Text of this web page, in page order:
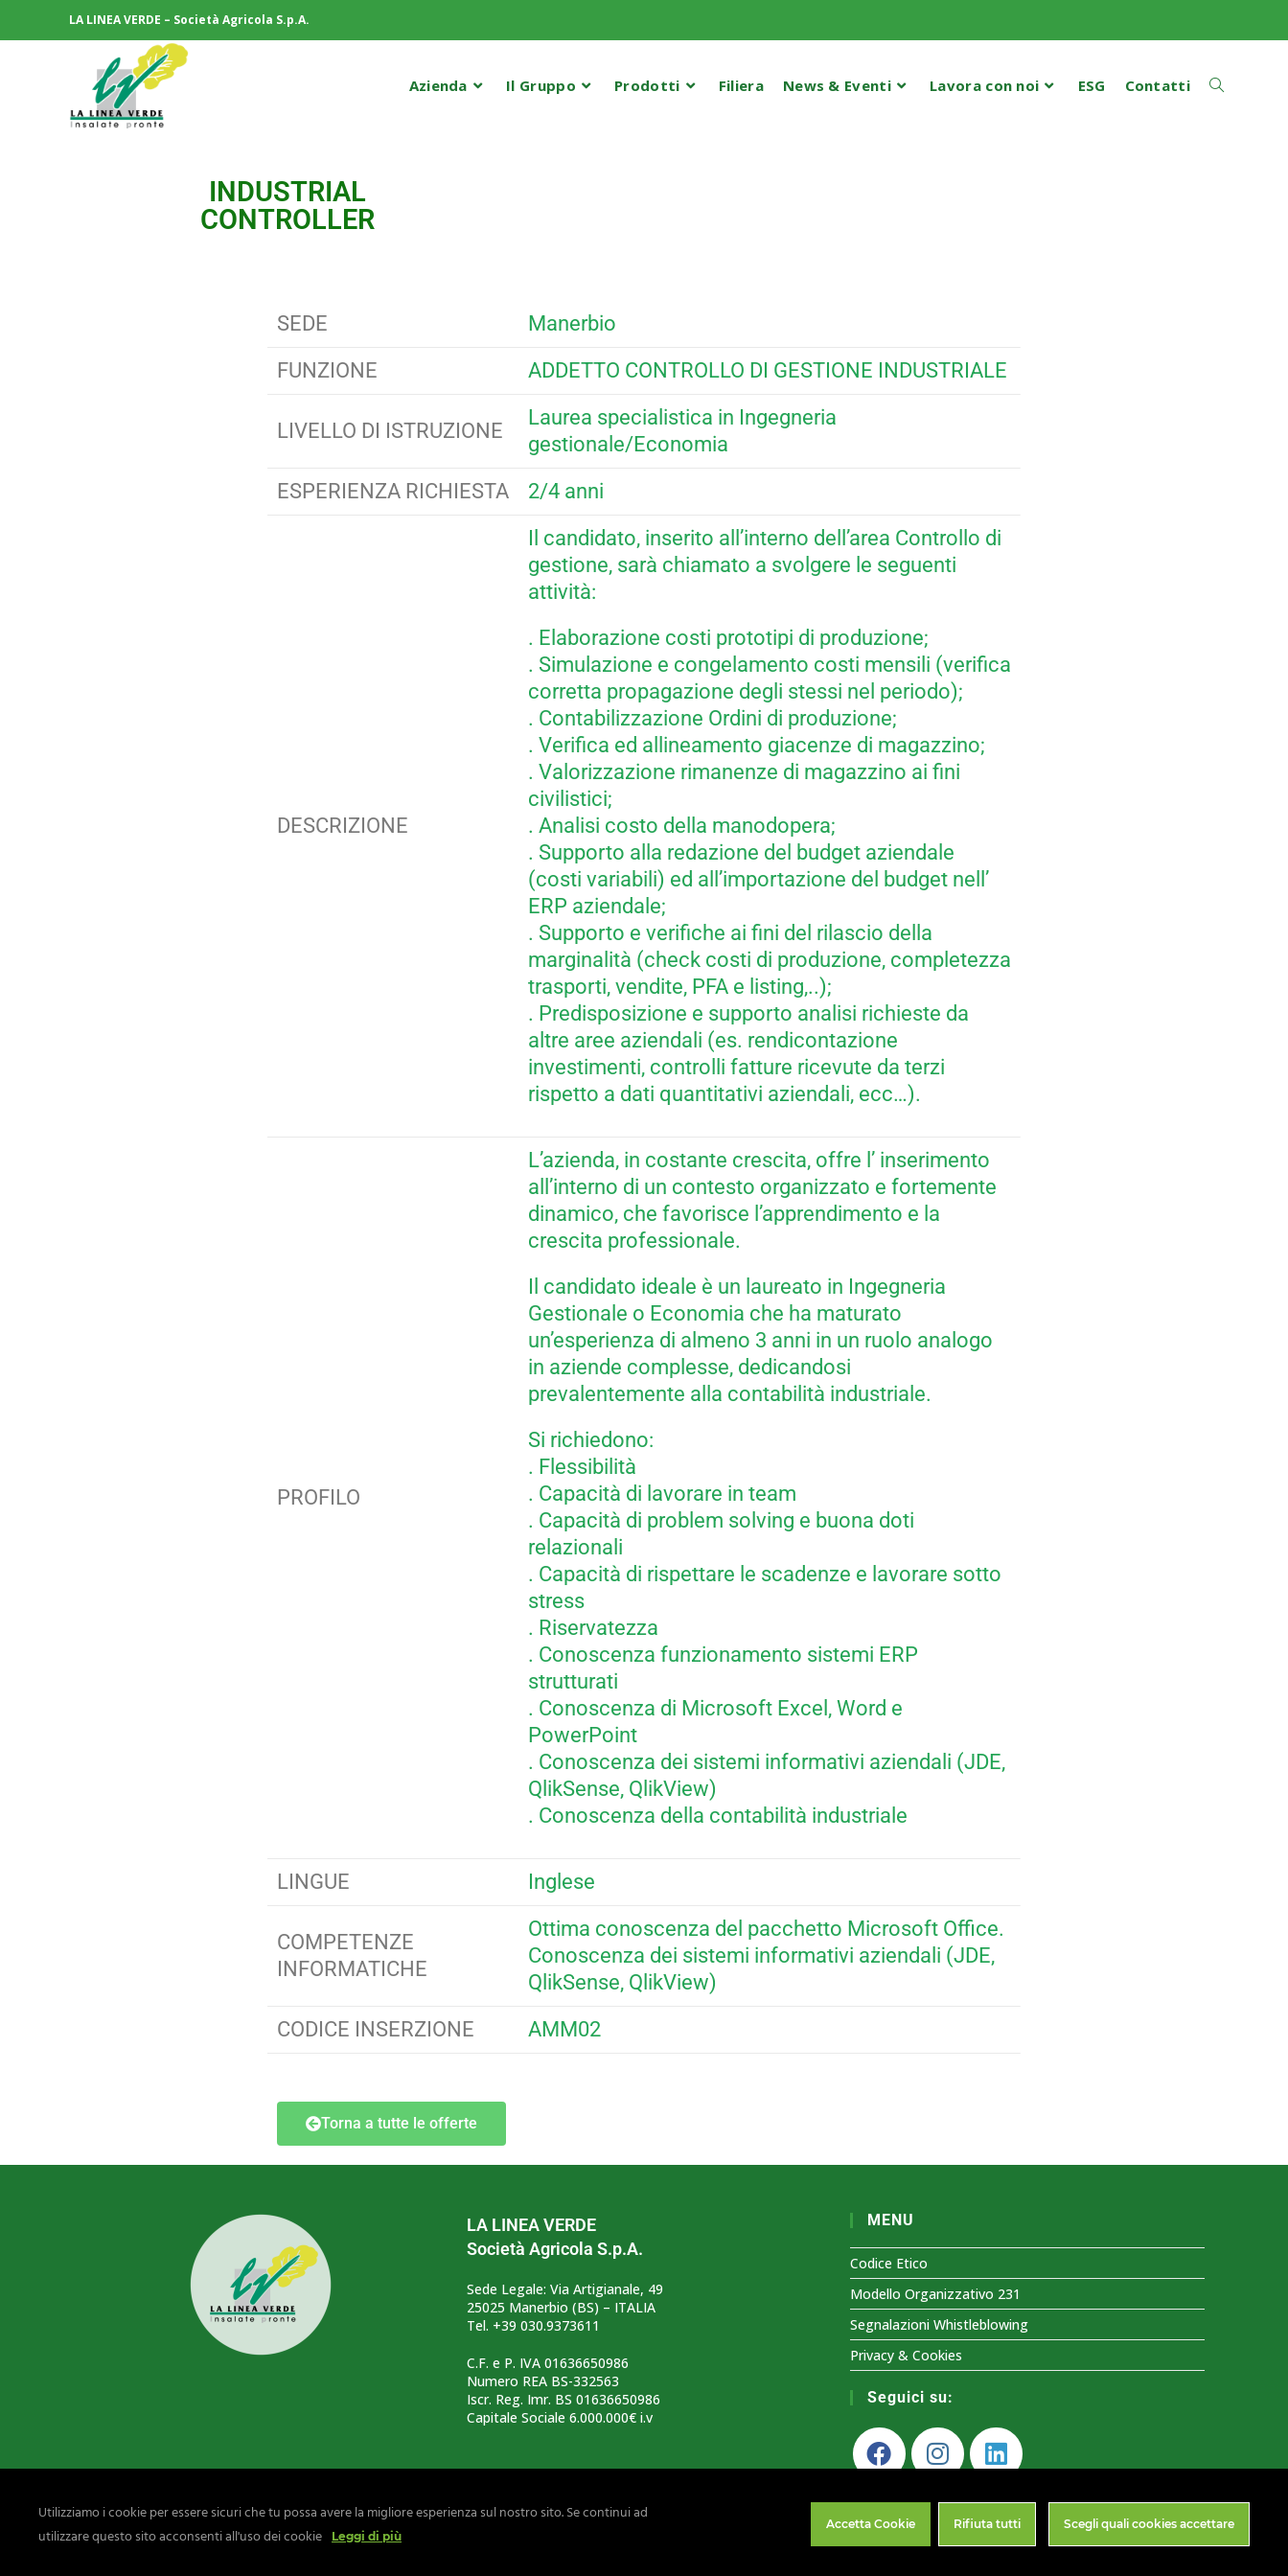
LA LINEA VERDE – Società Agricola S.p.A.
Azienda Il Gruppo Prodotti Filiera News & Eventi Lavora con noi ESG Contatti
INDUSTRIAL
CONTROLLER
SEDE
Manerbio
FUNZIONE
ADDETTO CONTROLLO DI GESTIONE INDUSTRIALE
LIVELLO DI ISTRUZIONE
Laurea specialistica in Ingegneria
gestionale/Economia
ESPERIENZA RICHIESTA
2/4 anni
DESCRIZIONE
Il candidato, inserito all’interno dell’area Controllo di
gestione, sarà chiamato a svolgere le seguenti
attività:
. Elaborazione costi prototipi di produzione;
. Simulazione e congelamento costi mensili (verifica
corretta propagazione degli stessi nel periodo);
. Contabilizzazione Ordini di produzione;
. Verifica ed allineamento giacenze di magazzino;
. Valorizzazione rimanenze di magazzino ai fini
civilistici;
. Analisi costo della manodopera;
. Supporto alla redazione del budget aziendale
(costi variabili) ed all’importazione del budget nell’
ERP aziendale;
. Supporto e verifiche ai fini del rilascio della
marginalità (check costi di produzione, completezza
trasporti, vendite, PFA e listing,..);
. Predisposizione e supporto analisi richieste da
altre aree aziendali (es. rendicontazione
investimenti, controlli fatture ricevute da terzi
rispetto a dati quantitativi aziendali, ecc…).
PROFILO
L’azienda, in costante crescita, offre l’ inserimento
all’interno di un contesto organizzato e fortemente
dinamico, che favorisce l’apprendimento e la
crescita professionale.
Il candidato ideale è un laureato in Ingegneria
Gestionale o Economia che ha maturato
un’esperienza di almeno 3 anni in un ruolo analogo
in aziende complesse, dedicandosi
prevalentemente alla contabilità industriale.
Si richiedono:
. Flessibilità
. Capacità di lavorare in team
. Capacità di problem solving e buona doti
relazionali
. Capacità di rispettare le scadenze e lavorare sotto
stress
. Riservatezza
. Conoscenza funzionamento sistemi ERP
strutturati
. Conoscenza di Microsoft Excel, Word e
PowerPoint
. Conoscenza dei sistemi informativi aziendali (JDE,
QlikSense, QlikView)
. Conoscenza della contabilità industriale
LINGUE Inglese
COMPETENZE
INFORMATICHE
Ottima conoscenza del pacchetto Microsoft Office.
Conoscenza dei sistemi informativi aziendali (JDE,
QlikSense, QlikView)
CODICE INSERZIONE
AMM02
Torna a tutte le offerte
LA LINEA VERDE
Società Agricola S.p.A.
Sede Legale: Via Artigianale, 49
25025 Manerbio (BS) – ITALIA
Tel. +39 030.9373611
C.F. e P. IVA 01636650986
Numero REA BS-332563
Iscr. Reg. Imr. BS 01636650986
Capitale Sociale 6.000.000€ i.v
MENU
Codice Etico
Modello Organizzativo 231
Segnalazioni Whistleblowing
Privacy & Cookies
Seguici su:
Utilizziamo i cookie per essere sicuri che tu possa avere la migliore esperienza sul nostro sito. Se continui ad
utilizzare questo sito acconsenti all'uso dei cookie
Leggi di più
Accetta Cookie Rifiuta tutti Scegli quali cookies accettare